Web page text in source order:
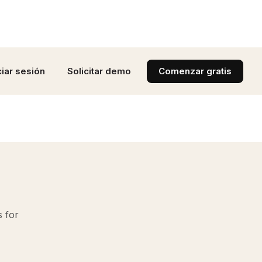
sesión Solicitar demo Comenzar gratis
for